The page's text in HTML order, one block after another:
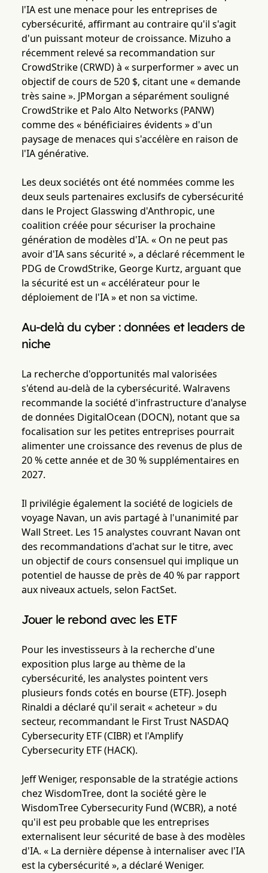
l'IA est une menace pour les entreprises de
cybersécurité, affirmant au contraire qu'il s'agit
d'un puissant moteur de croissance. Mizuho a
récemment relevé sa recommandation sur
CrowdStrike (CRWD) à « surperformer » avec un
objectif de cours de 520 $, citant une « demande
très saine ». JPMorgan a séparément souligné
CrowdStrike et Palo Alto Networks (PANW)
comme des « bénéficiaires évidents » d'un
paysage de menaces qui s'accélère en raison de
l'IA générative.
Les deux sociétés ont été nommées comme les
deux seuls partenaires exclusifs de cybersécurité
dans le Project Glasswing d'Anthropic, une
coalition créée pour sécuriser la prochaine
génération de modèles d'IA. « On ne peut pas
avoir d'IA sans sécurité », a déclaré récemment le
PDG de CrowdStrike, George Kurtz, arguant que
la sécurité est un « accélérateur pour le
déploiement de l'IA » et non sa victime.
Au-delà du cyber : données et leaders de
niche
La recherche d'opportunités mal valorisées
s'étend au-delà de la cybersécurité. Walravens
recommande la société d'infrastructure d'analyse
de données DigitalOcean (DOCN), notant que sa
focalisation sur les petites entreprises pourrait
alimenter une croissance des revenus de plus de
20 % cette année et de 30 % supplémentaires en
2027.
Il privilégie également la société de logiciels de
voyage Navan, un avis partagé à l'unanimité par
Wall Street. Les 15 analystes couvrant Navan ont
des recommandations d'achat sur le titre, avec
un objectif de cours consensuel qui implique un
potentiel de hausse de près de 40 % par rapport
aux niveaux actuels, selon FactSet.
Jouer le rebond avec les ETF
Pour les investisseurs à la recherche d'une
exposition plus large au thème de la
cybersécurité, les analystes pointent vers
plusieurs fonds cotés en bourse (ETF). Joseph
Rinaldi a déclaré qu'il serait « acheteur » du
secteur, recommandant le First Trust NASDAQ
Cybersecurity ETF (CIBR) et l'Amplify
Cybersecurity ETF (HACK).
Jeff Weniger, responsable de la stratégie actions
chez WisdomTree, dont la société gère le
WisdomTree Cybersecurity Fund (WCBR), a noté
qu'il est peu probable que les entreprises
externalisent leur sécurité de base à des modèles
d'IA. « La dernière dépense à internaliser avec l'IA
est la cybersécurité », a déclaré Weniger.